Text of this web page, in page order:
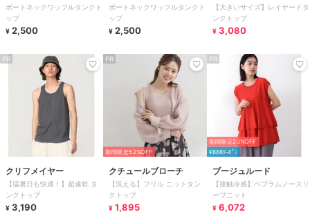
ボートネックワッフルタンクト
ップ
¥ 2,500
ボートネックワッフルタンクト
ップ
¥ 2,500
【大きいサイズ】レイヤードタ
ンクトップ
¥ 3,080
PR
クリフメイヤー
【猛暑日も快適！】超速乾 タ
ンクトップ
¥ 3,190
PR
期間限定52%OFF
クチュールブローチ
【洗える】フリル ニットタン
クトップ
¥ 1,895
PR
期間限定20%OFF
¥888ｸｰﾎﾟﾝ
ブージュルード
【接触冷感】ペプラムノースリ
ーブニット
¥ 6,072